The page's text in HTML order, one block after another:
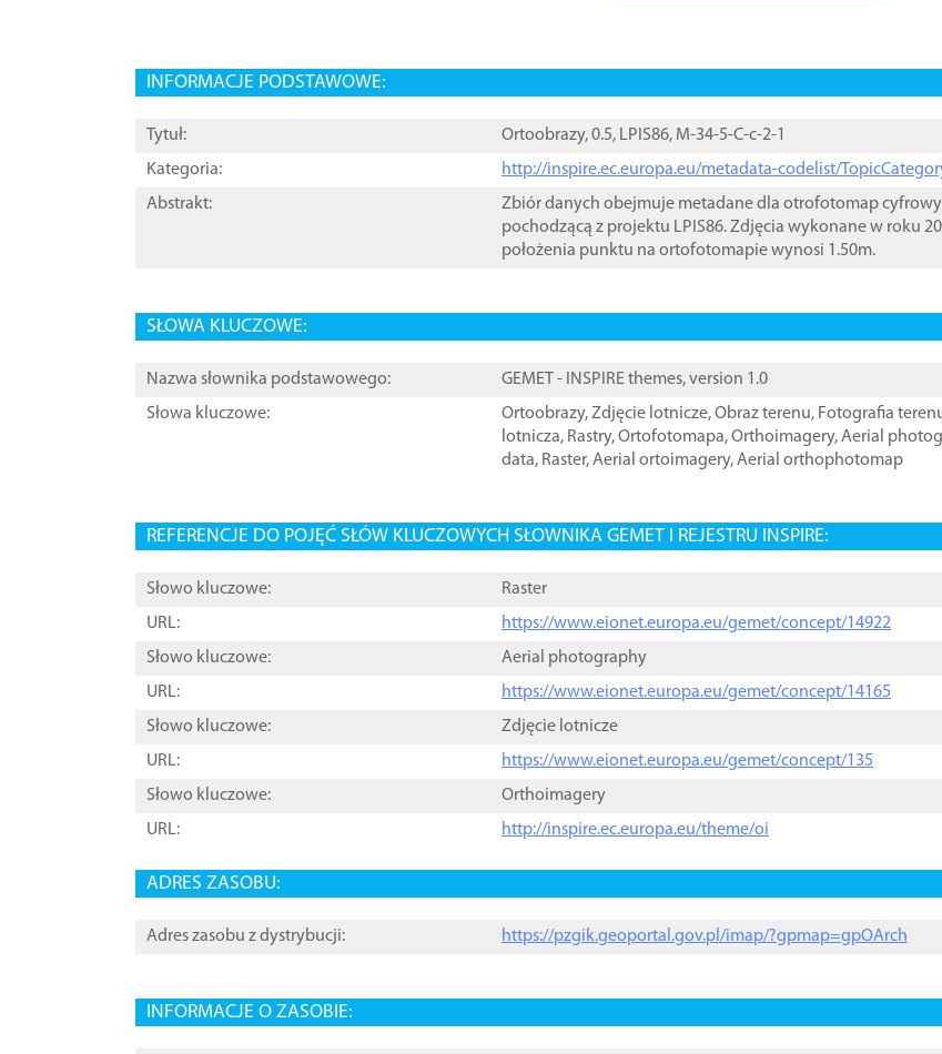
INFORMACJE PODSTAWOWE:
Tytuł:
Ortoobrazy, 0.5, LPIS86, M-34-5-C-c-2-1
Kategoria:
http://inspire.ec.europa.eu/metadata-codelist/
Abstrakt:
Zbiór danych obejmuje metadane dla otrofotomap
pochodzącą z projektu LPIS86. Zdjęcia wykonane w roku
położenia punktu na ortofotomapie wynosi 1.50m.
SŁOWA KLUCZOWE:
Nazwa słownika podstawowego:
GEMET - INSPIRE themes, version 1.0
Słowa kluczowe:
Ortoobrazy,Zdjęcie lotnicze,Obraz terenu, Fotografia
lotnicza, Rastry,Ortofotomapa,Orthoimagery,Aerial
data, Raster,Aerial ortoimagery,Aerial orthophotomap
REFERENCJE DO POJĘĆ SŁÓW KLUCZOWYCH SŁOWNIKA GEMET I REJESTRU INSPIRE:
Słowo kluczowe:
Raster
URL:
https://www.eionet.europa.eu/gemet/concept/14922
Słowo kluczowe:
Aerial photography
URL:
https://www.eionet.europa.eu/gemet/concept/14165
Słowo kluczowe:
Zdjęcie lotnicze
URL:
https://www.eionet.europa.eu/gemet/concept/135
Słowo kluczowe:
Orthoimagery
URL:
http://inspire.ec.europa.eu/theme/oi
ADRES ZASOBU:
Adres zasobu z dystrybucji: https://pzgik.geoportal.gov.pl/imap/?gpmap=gpOArch
INFORMACJE O ZASOBIE: